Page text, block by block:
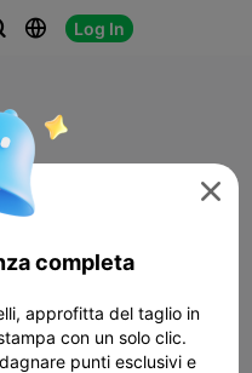
 Log In

completa
approfitta del taglio in
con un solo clic.
punti esclusivi e